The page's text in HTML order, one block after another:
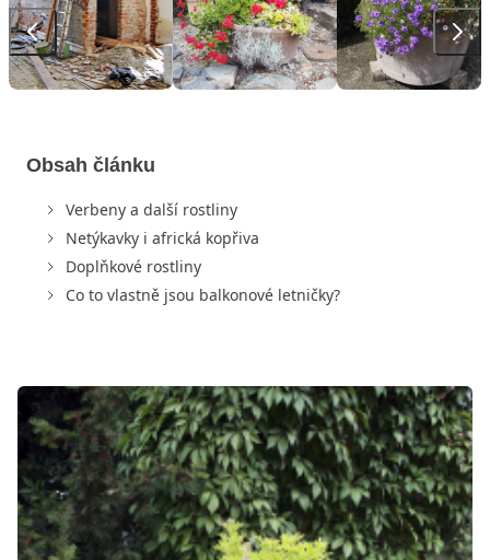
Obsah článku
Verbeny a další rostliny
Netýkavky i africká kopřiva
Doplňkové rostliny
Co to vlastně jsou balkonové letničky?